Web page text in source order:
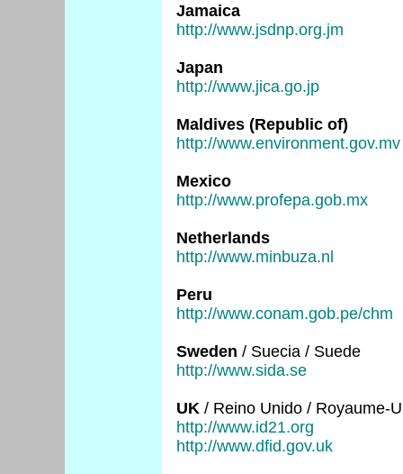
Jamaica
http://www.jsdnp.org.jm
Japan
http://www.jica.go.jp
Maldives (Republic of)
http://www.environment.gov.mv
Mexico
http://www.profepa.gob.mx
Netherlands
http://www.minbuza.nl
Peru
http://www.conam.gob.pe/chm
Sweden / Suecia / Suede
http://www.sida.se
UK/ Reino Unido / Royaume-
http://www.id21.org
http://www.dfid.gov.uk